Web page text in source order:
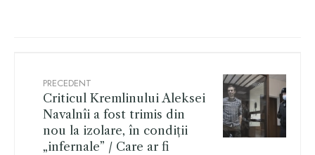
PRECEDENT
Criticul Kremlinului Aleksei
Navalnîi a fost trimis din
nou la izolare, în condiții
„infernale” / Care ar fi